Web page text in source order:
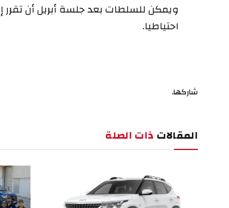
ويمكن للسلطات بعد جلسة أبريل أن تقرر
احتياطيا.
شاركها.
المقالات ذات الصلة